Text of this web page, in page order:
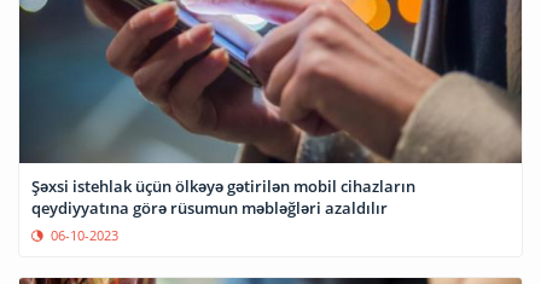
Şəxsi istehlak üçün ölkəyə gətirilən mobil cihazların
qeydiyyatına görə rüsumun məbləğləri azaldılır
06-10-2023